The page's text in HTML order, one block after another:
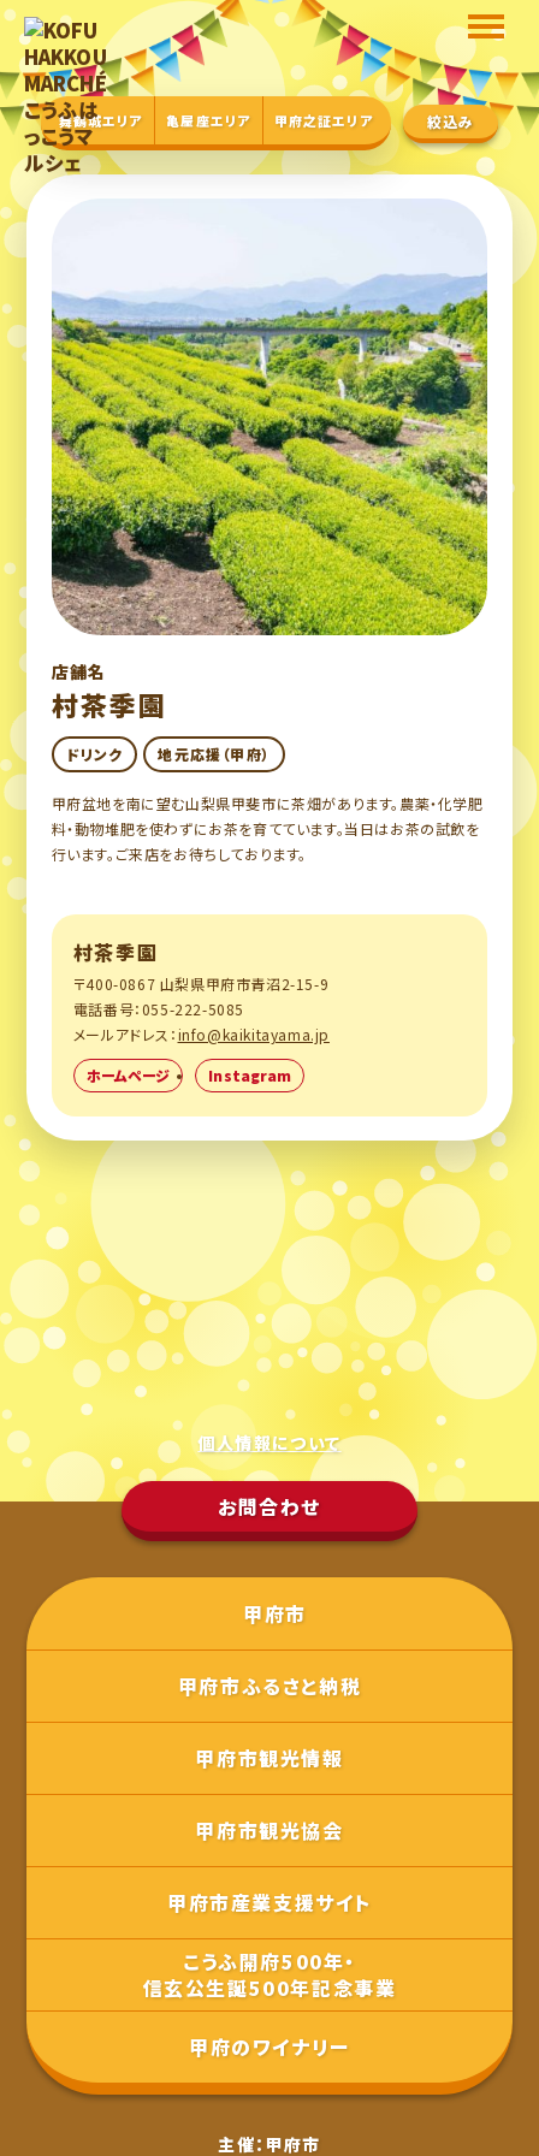
舞鶴城エリア 亀屋座エリア 甲府之証エリア 絞込み
店舗名
村茶季園
ドリンク 地元応援（甲府）
甲府盆地を南に望む山梨県甲斐市に茶畑があります。農薬・化学肥
料・動物堆肥を使わずにお茶を育てています。当日はお茶の試飲を
行います。ご来店をお待ちしております。
村茶季園
〒400-0867 山梨県甲府市青沼2-15-9
電話番号：055-222-5085
メールアドレス：info@kaikitayama.jp
ホームページ
Instagram
個人情報について
お問合わせ
甲府市
甲府市ふるさと納税
甲府市観光情報
甲府市観光協会
甲府市産業支援サイト
こうふ開府500年・
信玄公生誕500年記念事業
甲府のワイナリー
主催：甲府市